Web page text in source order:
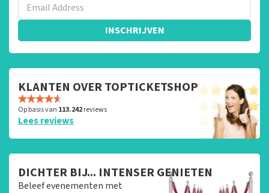
INSCHRIJVEN
KLANTEN OVER TOPTICKETSHOP
Op basis van 113.242reviews
Lees reviews
DICHTER BIJ... INTENSER GENIETEN
Beleef evenementen met